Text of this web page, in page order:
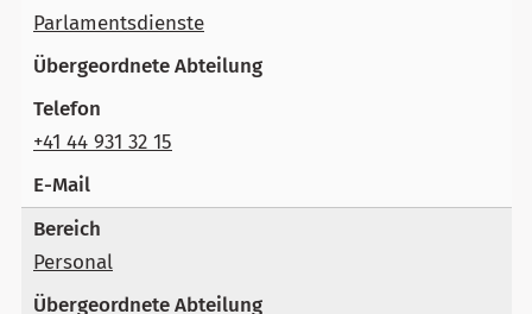
Parlamentsdienste
+41 44 931 32 15
Personal